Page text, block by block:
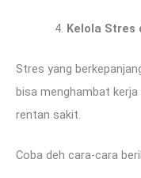
Kelola Stres
Stres yang
bisa menghambat
rentan sakit.
Coba deh cara-cara